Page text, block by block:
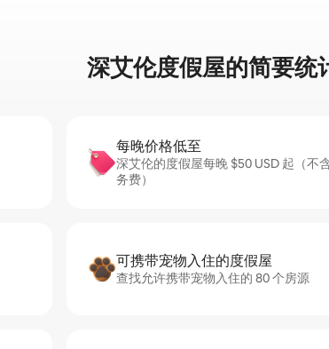
深艾伦度假屋的简要统
每晚价格低至
深艾伦的度假屋每晚 $50 USD 起（不
务费）
可携带宠物入住的度假屋
查找允许携带宠物入住的 80 个房源